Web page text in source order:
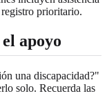
registro prioritario.
apoyo
una discapacidad?"
solo. Recuerda las